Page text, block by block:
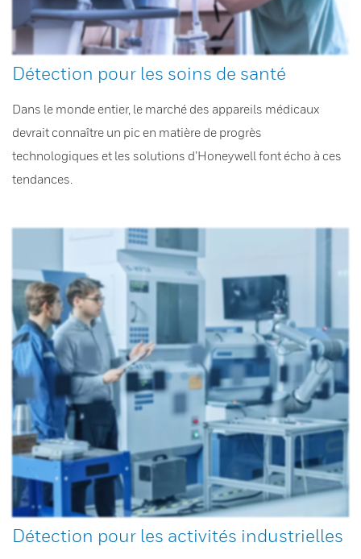
Détection pour les soins de santé
Dans le monde entier, le marché des appareils médicaux
devrait connaître un pic en matière de progrès
technologiques et les solutions d’Honeywell font écho à ces
tendances.
Détection pour les activités industrielles